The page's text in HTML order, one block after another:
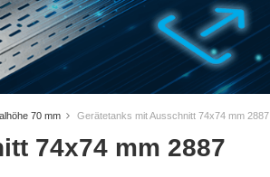
70 mm Gerätetanks mit Ausschnitt 74x74 mm 2887
74x74 mm 2887